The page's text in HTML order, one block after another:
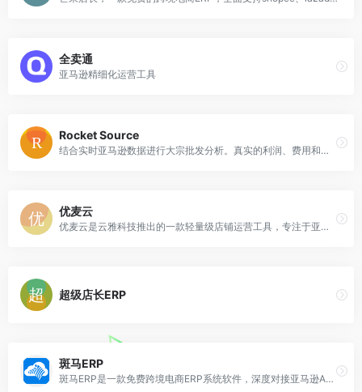
全卖通
亚马逊精细化运营工具
Rocket Source
结合实时亚马逊数据进行大宗批发分析。真实的利润、费用和竞争。提供完整的API访问权限，支持自定义集成。
优麦云
优麦云是云雅科技推出的一款轻量级店铺运营工具，专注于亚马逊店铺的日常运营。网页版 + 手机版 + 插件，支持多场景运营，6大功能版块，解决30+日常运营痛点，全面优化卖家业务，构建良性业绩增长圈！
超级店长ERP
斑马ERP
斑马ERP是一款免费跨境电商ERP系统软件，深度对接亚马逊Amazon，日本乐天Rakuten，雅虎Yahoo，趣天Qoo10，Shopify，店匠Shoplazza，TikTok，Fordeal，Coupang，WooCommerce等跨境电商平台及独立站，致力于解决跨境电商卖家痛点，帮助跨境电商卖家更加灵活高效地处理跨境电商业务，帮助跨境卖家实现多平台多店铺高效运营。